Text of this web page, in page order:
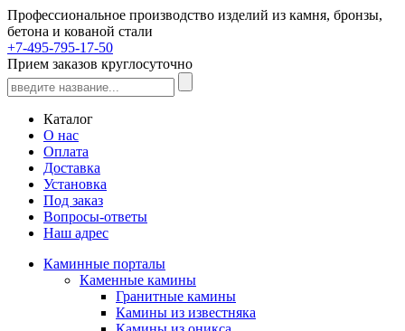
Профессиональное производство изделий из камня, бронзы,
бетона и кованой стали
+7-495-795-17-50
Прием заказов круглосуточно
Каталог
О нас
Оплата
Доставка
Установка
Под заказ
Вопросы-ответы
Наш адрес
Каминные порталы
Каменные камины
Гранитные камины
Камины из известняка